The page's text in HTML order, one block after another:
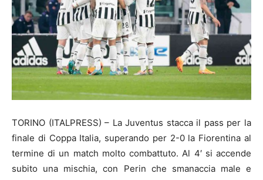
TORINO (ITALPRESS) – La Juventus stacca il pass per la
finale di Coppa Italia, superando per 2-0 la Fiorentina al
termine di un match molto combattuto. Al 4′ si accende
subito una mischia, con Perin che smanaccia male e